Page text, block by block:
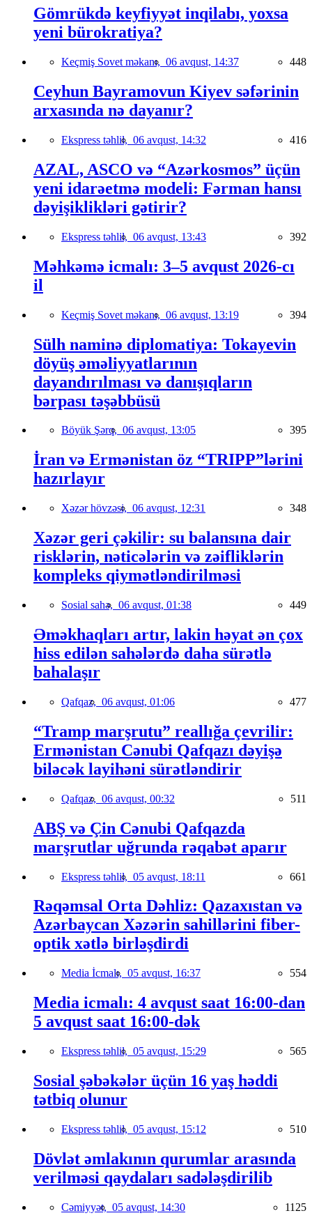
Gömrükdə keyfiyyət inqilabı, yoxsa
yeni bürokratiya?
Keçmiş Sovet məkanı, 06 avqust, 14:37 448
Ceyhun Bayramovun Kiyev səfərinin
arxasında nə dayanır?
Ekspress təhlil, 06 avqust, 14:32 416
AZAL, ASCO və “Azərkosmos” üçün
yeni idarəetmə modeli: Fərman hansı
dəyişiklikləri gətirir?
Ekspress təhlil, 06 avqust, 13:43 392
Məhkəmə icmalı: 3–5 avqust 2026-cı
il
Keçmiş Sovet məkanı, 06 avqust, 13:19 394
Sülh naminə diplomatiya: Tokayevin
döyüş əməliyyatlarının
dayandırılması və danışıqların
bərpası təşəbbüsü
Böyük Şərq, 06 avqust, 13:05 395
İran və Ermənistan öz “TRIPP”lərini
hazırlayır
Xəzər hövzəsi, 06 avqust, 12:31 348
Xəzər geri çəkilir: su balansına dair
risklərin, nəticələrin və zəifliklərin
kompleks qiymətləndirilməsi
Sosial sahə, 06 avqust, 01:38 449
Əməkhaqları artır, lakin həyat ən çox
hiss edilən sahələrdə daha sürətlə
bahalaşır
Qafqaz, 06 avqust, 01:06 477
“Tramp marşrutu” reallığa çevrilir:
Ermənistan Cənubi Qafqazı dəyişə
biləcək layihəni sürətləndirir
Qafqaz, 06 avqust, 00:32 511
ABŞ və Çin Cənubi Qafqazda
marşrutlar uğrunda rəqabət aparır
Ekspress təhlil, 05 avqust, 18:11 661
Rəqəmsal Orta Dəhliz: Qazaxıstan və
Azərbaycan Xəzərin sahillərini fiber-
optik xətlə birləşdirdi
Media İcmalı, 05 avqust, 16:37 554
Media icmalı: 4 avqust saat 16:00-dan
5 avqust saat 16:00-dək
Ekspress təhlil, 05 avqust, 15:29 565
Sosial şəbəkələr üçün 16 yaş həddi
tətbiq olunur
Ekspress təhlil, 05 avqust, 15:12 510
Dövlət əmlakının qurumlar arasında
verilməsi qaydaları sadələşdirilib
Cəmiyyət, 05 avqust, 14:30 1125